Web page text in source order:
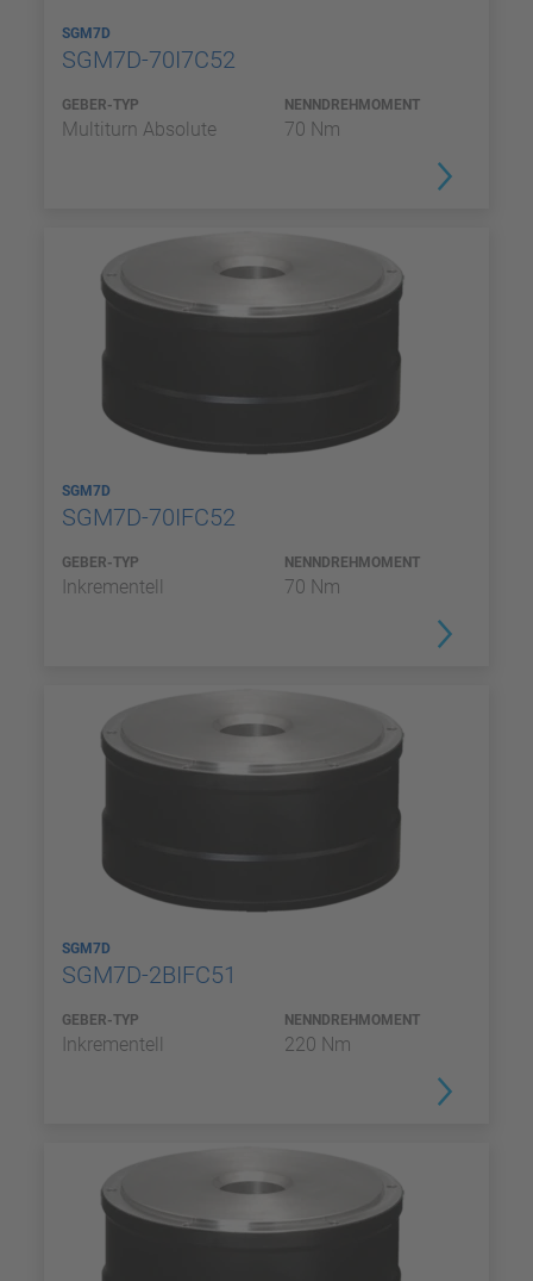
SGM7D
SGM7D-70I7C52
GEBER-TYP
Multiturn Absolute
NENNDREHMOMENT
70 Nm
SGM7D
SGM7D-70IFC52
GEBER-TYP
Inkrementell
NENNDREHMOMENT
70 Nm
SGM7D
SGM7D-2BIFC51
GEBER-TYP
Inkrementell
NENNDREHMOMENT
220 Nm